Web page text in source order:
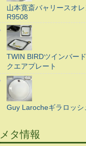
山本寛斎バャリースオ
R9508
TWIN BIRDツインバー
クエアプレート
Guy Larocheギラロッシ
メタ情報